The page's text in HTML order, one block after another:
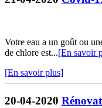
Votre eau a un goût ou
de chlore est...[En savoir
[En savoir plus]
20-04-2020